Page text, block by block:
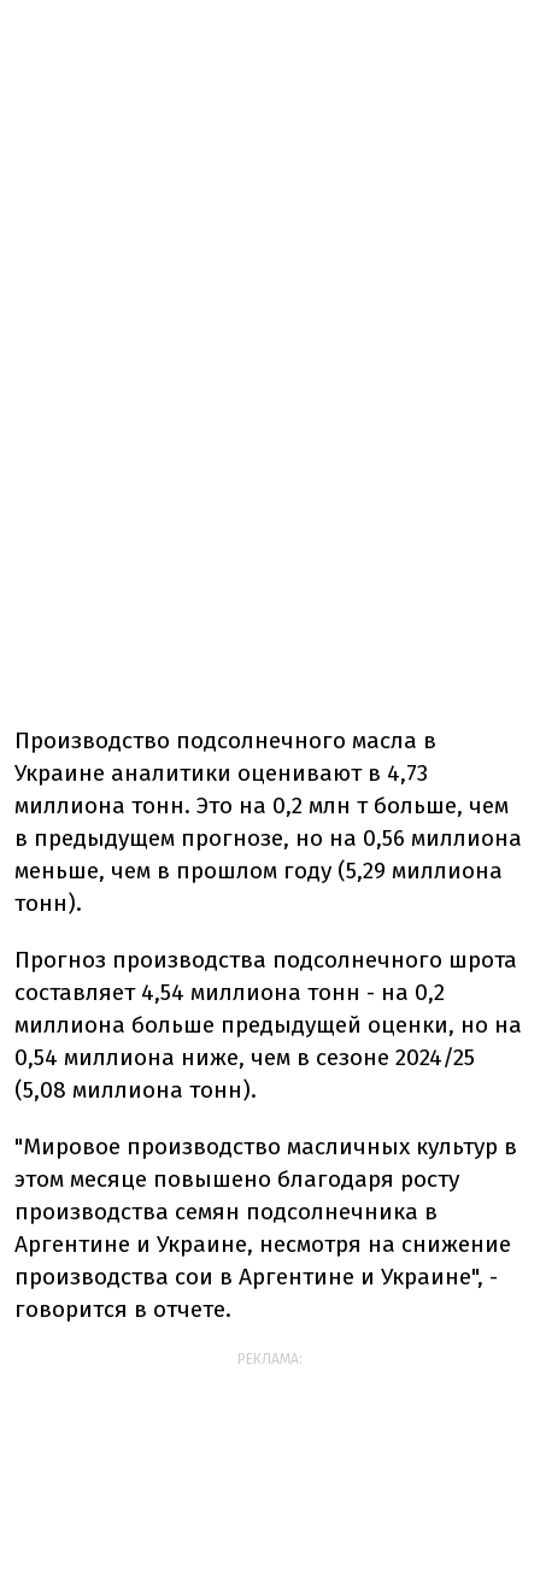
Производство подсолнечного масла в
Украине аналитики оценивают в 4,73
миллиона тонн. Это на 0,2 млн т больше, чем
в предыдущем прогнозе, но на 0,56 миллиона
меньше, чем в прошлом году (5,29 миллиона
тонн).
Прогноз производства подсолнечного шрота
составляет 4,54 миллиона тонн - на 0,2
миллиона больше предыдущей оценки, но на
0,54 миллиона ниже, чем в сезоне 2024/25
(5,08 миллиона тонн).
"Мировое производство масличных культур в
этом месяце повышено благодаря росту
производства семян подсолнечника в
Аргентине и Украине, несмотря на снижение
производства сои в Аргентине и Украине", -
говорится в отчете.
РЕКЛАМА: